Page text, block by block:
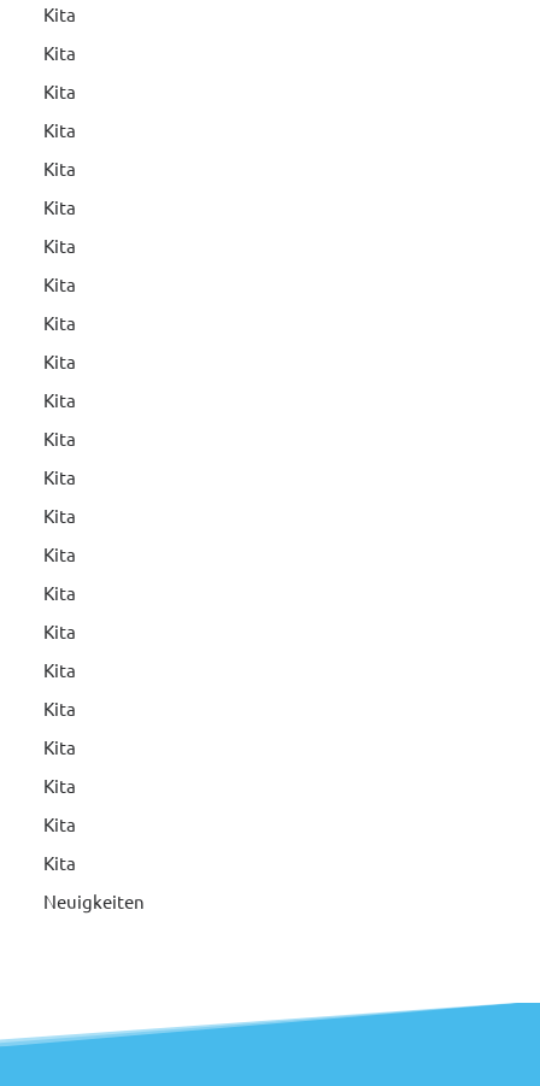
Kita
Kita
Kita
Kita
Kita
Kita
Kita
Kita
Kita
Kita
Kita
Kita
Kita
Kita
Kita
Kita
Kita
Kita
Kita
Kita
Kita
Kita
Kita
Neuigkeiten